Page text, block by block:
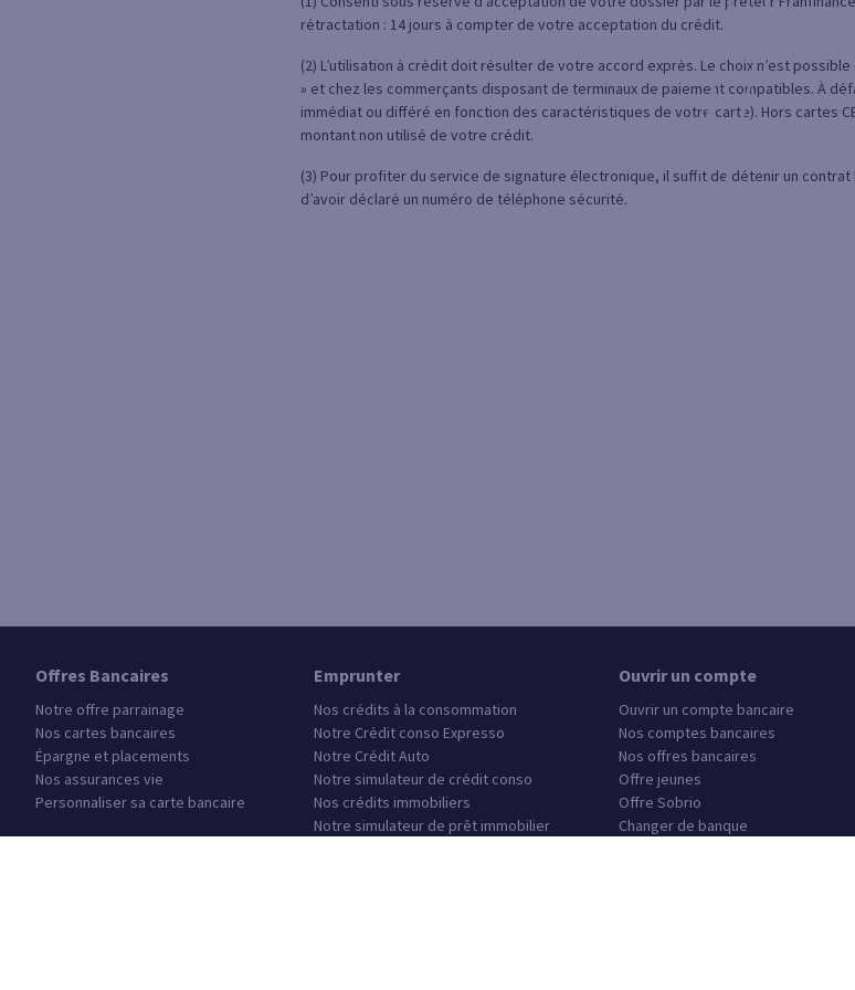
rétractation : 14 jours à compter de votre acceptation du crédit.
(2) L’utilisation à crédit doit résulter de votre accord exprès. Le choix n’est possible
» et chez les commerçants disposant de terminaux de paiement compatibles. À
immédiat ou différé en fonction des caractéristiques de votre carte). Hors cartes
montant non utilisé de votre crédit.
(3) Pour profiter du service de signature électronique, il suffit de détenir un contrat
d’avoir déclaré un numéro de téléphone sécurité.
Offres Bancaires
Notre offre parrainage
Nos cartes bancaires
Épargne et placements
Nos assurances vie
Personnaliser sa carte bancaire
Emprunter
Nos crédits à la consommation
Notre Crédit conso Expresso
Notre Crédit Auto
Notre simulateur de crédit conso
Nos crédits immobiliers
Notre simulateur de prêt immobilier
Ouvrir un compte
Ouvrir un compte bancaire
Nos comptes bancaires
Nos offres bancaires
Offre jeunes
Offre Sobrio
Changer de banque